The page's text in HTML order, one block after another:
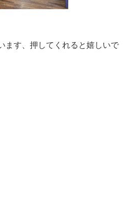
ます、押してくれると嬉しいで